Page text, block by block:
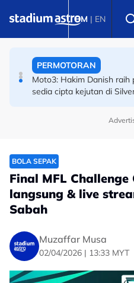
BM | EN
Sejarah Tercipta!
PERMOTORAN
Moto3: Hakim Danish raih
sedia cipta kejutan di
BOLA SEPAK
Final MFL Challenge
langsung & live
Sabah
Muzaffar Musa
02/04/2026 | 13:33 MYT